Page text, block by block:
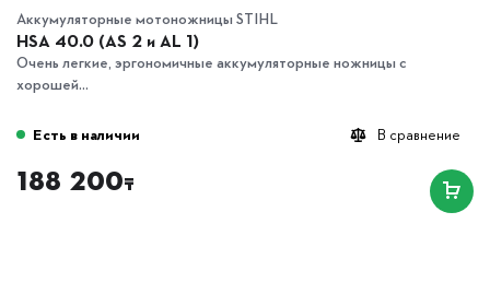
Аккумуляторные мотоножницы STIHL
HSA 40.0 (AS 2 и AL 1)
Очень легкие, эргономичные аккумуляторные ножницы с
хорошей...
В сравнение
Есть в наличии
188 200₸